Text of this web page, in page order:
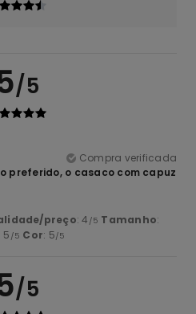
/5
Compra verificada
preferido, o casaco com capuz
preço: 4 /5 Tamanho:
: 5 /5 Cor: 5/5
/5